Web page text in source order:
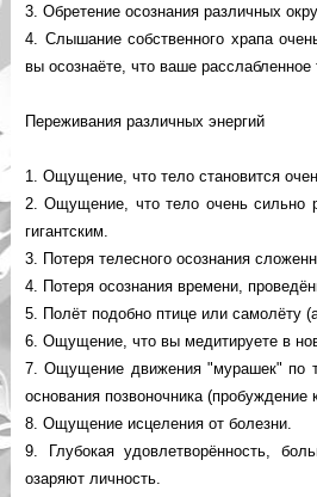
3. Обретение осознания различных
4. Слышание собственного храпа
вы осознаёте, что ваше расслабленное
Переживания различных энергий
1. Ощущение, что тело становится
2. Ощущение, что тело очень сильно
гигантским.
3. Потеря телесного осознания
4. Потеря осознания времени,
5. Полёт подобно птице или самолёту
6. Ощущение, что вы медитируете в
7. Ощущение движения "мурашек" по
основания позвоночника (пробуждение
8. Ощущение исцеления от болезни.
9. Глубокая удовлетворённость,
озаряют личность.